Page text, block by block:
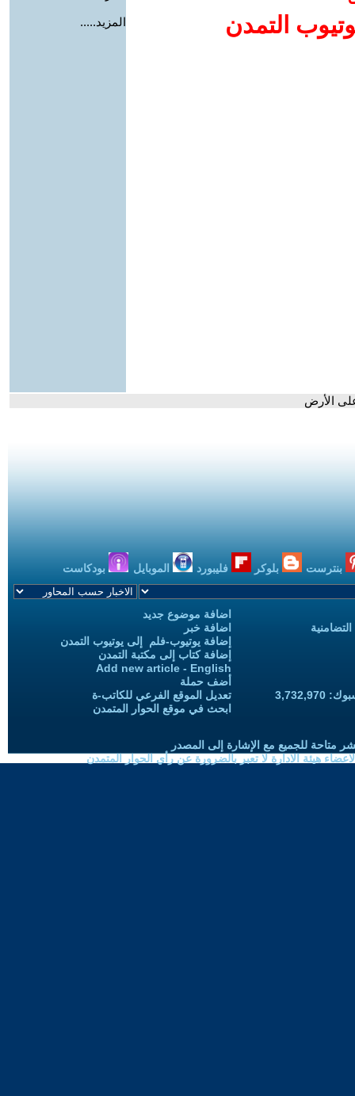
التمدن
المزيد.....
الأرض
بنترست بلوكر فليبورد الموبايل بودكاست
اضافة موضوع جديد
اضافة خبر
إضافة يوتيوب-فلم إلى يوتيوب التمدن
إضافة كتاب إلى مكتبة التمدن
Add new article - English
أضف حملة
تعديل الموقع الفرعي للكاتب-ة
ابحث في موقع الحوار المتمدن
متاحة للجميع مع الإشارة إلى المصدر
هيئة الادارة لا تعبر بالضرورة عن رأي الحوار المتمدن